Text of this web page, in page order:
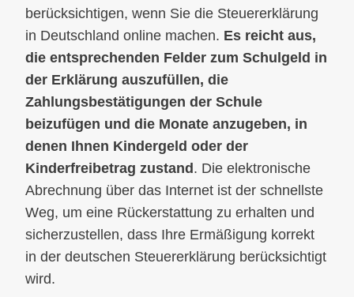
berücksichtigen, wenn Sie die Steuererklärung
in Deutschland online machen. Es reicht aus,
die entsprechenden Felder zum Schulgeld in
der Erklärung auszufüllen, die
Zahlungsbestätigungen der Schule
beizufügen und die Monate anzugeben, in
denen Ihnen Kindergeld oder der
Kinderfreibetrag zustand. Die elektronische
Abrechnung über das Internet ist der schnellste
Weg, um eine Rückerstattung zu erhalten und
sicherzustellen, dass Ihre Ermäßigung korrekt
in der deutschen Steuererklärung berücksichtigt
wird.